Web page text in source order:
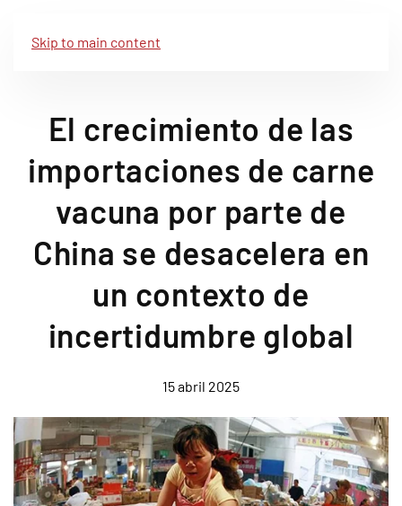
Skip to main content
El crecimiento de las
importaciones de carne
vacuna por parte de
China se desacelera en
un contexto de
incertidumbre global
15 abril 2025